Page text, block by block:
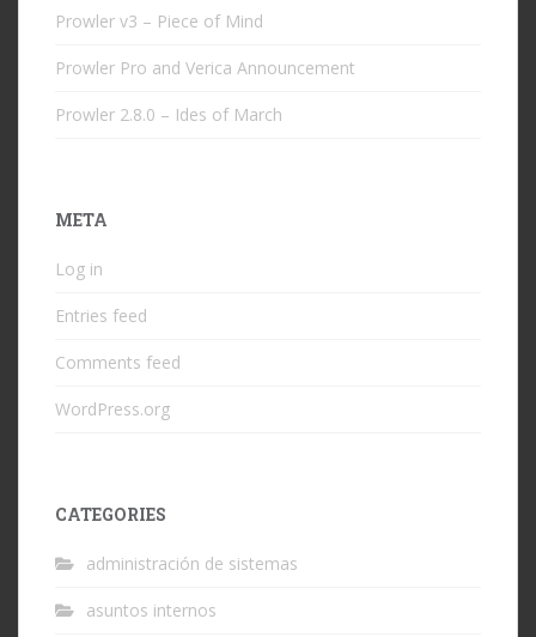
Prowler v3 – Piece of Mind
Prowler Pro and Verica Announcement
Prowler 2.8.0 – Ides of March
META
Log in
Entries feed
Comments feed
WordPress.org
CATEGORIES
administración de sistemas
asuntos internos